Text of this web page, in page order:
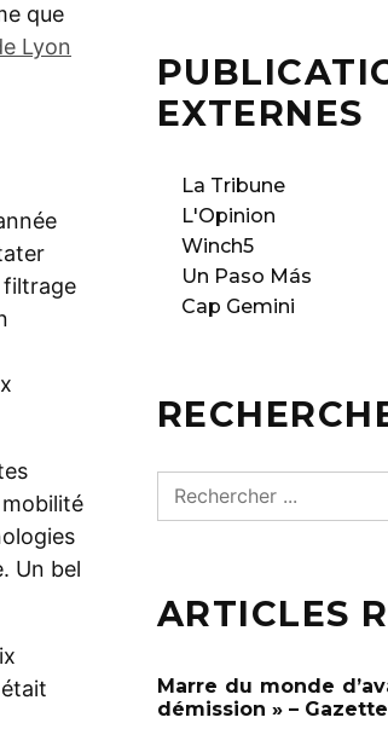
que
Lyon
filtrage
Un bel
EXTERNES
La Tribune
L'Opinion
Winch5
Un Paso Más
Cap Gemini
e
e
h
ARTICLES
Marre du monde
démission » –